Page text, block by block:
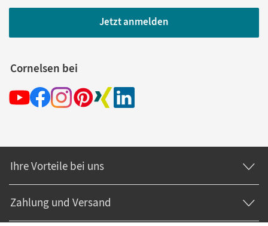
Jetzt anmelden
Cornelsen bei
Ihre Vorteile bei uns
Zahlung und Versand